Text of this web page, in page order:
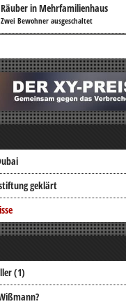
Räuber in Mehrfamilienhaus
Zwei Bewohner ausgeschaltet
geklärt
(1)